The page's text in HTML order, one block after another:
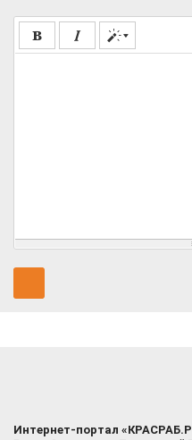
Интернет-портал